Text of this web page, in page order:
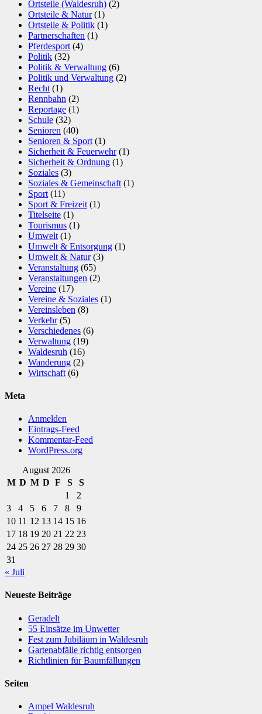
Ortsteile (Waldesruh) (2)
Ortsteile & Natur(1)
Ortsteile & Politik (1)
Partnerschaften (1)
Pferdesport (4)
Politik (32)
Politik & Verwaltung (6)
Politik und Verwaltung (2)
Recht (1)
Rennbahn (2)
Reportage (1)
Schule (32)
Senioren (40)
Senioren & Sport (1)
Sicherheit & Feuerwehr(1)
Sicherheit & Ordnung (1)
Soziales (3)
Soziales & Gemeinschaft (1)
Sport (11)
Sport & Freizeit (1)
Titelseite (1)
Tourismus (1)
Umwelt (1)
Umwelt & Entsorgung (1)
Umwelt & Natur(3)
Veranstaltung (65)
Veranstaltungen (2)
Vereine (17)
Vereine & Soziales (1)
Vereinsleben (8)
Verkehr(5)
Verschiedenes (6)
Verwaltung (19)
Waldesruh (16)
Wanderung (2)
Wirtschaft (6)
Meta
Anmelden
Eintrags-Feed
Kommentar-Feed
WordPress.org
August 2026
M D M D F S
S
1
2
3
4 5 6 7 8
9
10 11 12 13 14 15 16
17 18 19 20 21 22 23
24 25 26 27 28 29 30
31
« Juli
Neueste Beiträge
Geradelt
​55 Einsätze im Unwetter
Fest zum Jubiläum in Waldesruh
Gartenabfälle richtig entsorgen
Richtlinien für Baumfällungen
Seiten
Ampel Waldesruh